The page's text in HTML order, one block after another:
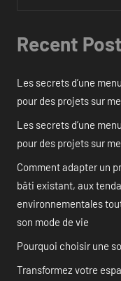
Recent
Les secrets d’une
pour des projets sur
Les secrets d’une
pour des projets sur
Comment adapter un
bâti existant, aux
environnementales
son mode de vie
Pourquoi choisir une
Transformez votre